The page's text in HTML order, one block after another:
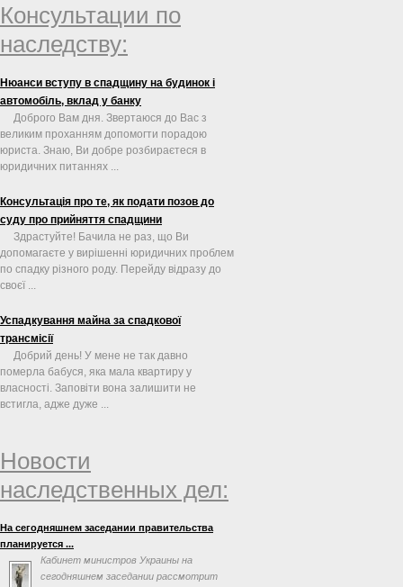
Консультации по
наследству:
Нюанси вступу в спадщину на будинок і
автомобіль, вклад у банку
Доброго Вам дня. Звертаюся до Вас з
великим проханням допомогти порадою
юриста. Знаю, Ви добре розбираєтеся в
юридичних питаннях ...
Консультація про те, як подати позов до
суду про прийняття спадщини
Здрастуйте! Бачила не раз, що Ви
допомагаєте у вирішенні юридичних проблем
по спадку різного роду. Перейду відразу до
своєї ...
Успадкування майна за спадкової
трансмісії
Добрий день! У мене не так давно
померла бабуся, яка мала квартиру у
власності. Заповіти вона залишити не
встигла, адже дуже ...
Новости
наследственных дел:
На сегодняшнем заседании правительства
планируется ...
Кабинет министров Украины на
сегодняшнем заседании рассмотрит